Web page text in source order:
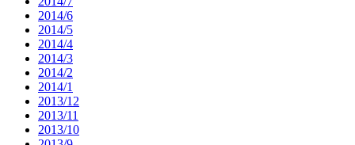
2014/6
2014/5
2014/4
2014/3
2014/2
2014/1
2013/12
2013/11
2013/10